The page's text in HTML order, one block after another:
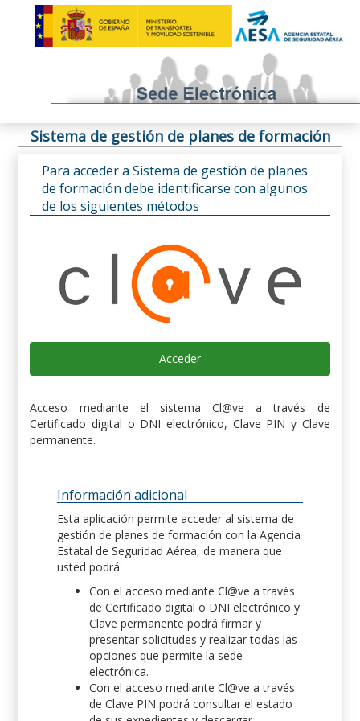
Sistema de gestión de planes de formación
Para acceder a Sistema de gestión de planes
de formación debe identificarse con algunos
de los siguientes métodos
Acceder
Acceso mediante el sistema Cl@ve a través de
Certificado digital o DNI electrónico, Clave PIN y Clave
permanente.
Información adicional
Esta aplicación permite acceder al sistema de
gestión de planes de formación con la Agencia
Estatal de Seguridad Aérea, de manera que
usted podrá:
Con el acceso mediante Cl@ve a través
de Certificado digital o DNI electrónico y
Clave permanente podrá firmar y
presentar solicitudes y realizar todas las
opciones que permite la sede
electrónica.
Con el acceso mediante Cl@ve a través
de Clave PIN podrá consultar el estado